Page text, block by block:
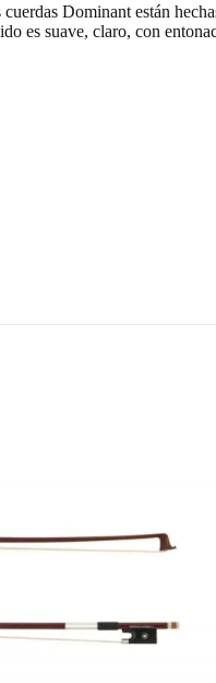
Dominant están
es suave, claro, con